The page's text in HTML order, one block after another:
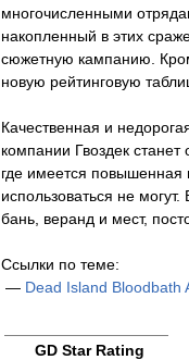
многочисленными
накопленный в этих
сюжетную кампанию.
новую рейтинговую
Качественная и
компании Гвоздек
где имеется повышенная
использоваться не
бань, веранд и мест,
Ссылки по теме:
— Dead Island Bloodbath
GD Star Rating